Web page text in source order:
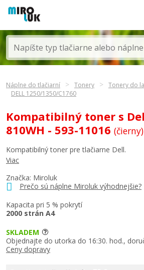
Náplne do tlačiarní Tonery
Tonery do
DELL 1250/1350/C1760
Kompatibilný toner s
810WH - 593-11016 (čierny)
Značka: Miroluk
Prečo sú náplne Miroluk výhodnejšie?
Kapacita pri 5 % pokrytí
2000 strán A4
Kompatibilný toner pre tlačiarne Dell.
Viac
SKLADEM
Objednajte do utorka do 16:30. hod.,
Ceny dopravy